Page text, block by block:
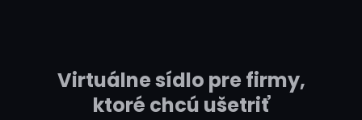
Virtuálne sídlo pre firmy,
ktoré chcú ušetriť